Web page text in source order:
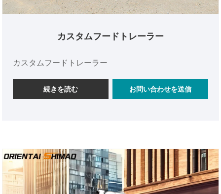
カスタムフードトレーラー
カスタムフードトレーラー
続きを読む お問い合わせを送信